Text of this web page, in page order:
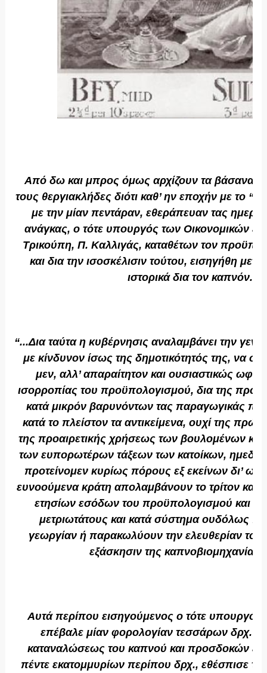
Από δω και μπρος όμως αρχίζουν τα βάσανα
τους θεργιακλήδες διότι καθ’ ην εποχήν με το
με την μίαν πεντάραν, εθεράπευαν τας
ανάγκας, ο τότε υπουργός των Οικονομικών
Τρικούπη, Π. Καλλιγάς, καταθέτων τον
και δια την ισοσκέλισιν τούτου, εισηγήθη
ιστορικά δια τον καπνόν.
“...Δια ταύτα η κυβέρνησις αναλαμβάνει την
με κίνδυνον ίσως της δημοτικότητός της, να
μεν, αλλ’ απαραίτητον και ουσιαστικώς
ισορροπίας του προϋπολογισμού, δια της
κατά μικρόν βαρυνόντων τας παραγωγικάς
κατά το πλείστον τα αντικείμενα, ουχί της
της προαιρετικής χρήσεως των βουλομένων
των ευπορωτέρων τάξεων των κατοίκων,
προτείνομεν κυρίως πόρους εξ εκείνων δι’
ευνοούμενα κράτη απολαμβάνουν το τρίτον και
ετησίων εσόδων του προϋπολογισμού και
μετριωτάτους και κατά σύστημα ουδόλως
γεωργίαν ή παρακωλύουν την ελευθερίαν του
εξάσκησιν της καπνοβιομηχανίας
Αυτά περίπου εισηγούμενος ο τότε υπουργός
επέβαλε μίαν φορολογίαν τεσσάρων δρχ.
καταναλώσεως του καπνού και προσδοκών
πέντε εκατομμυρίων περίπου δρχ., εθέσπισε